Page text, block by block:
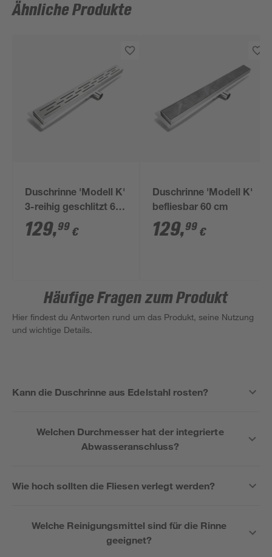
Ähnliche Produkte
Duschrinne 'Modell K'
3-reihig geschlitzt 60
cm
129,99 €
Duschrinne 'Modell K'
befliesbar 60 cm
129,99 €
Häufige Fragen zum Produkt
Hier findest du Antworten rund um das Produkt, seine Nutzung
und wichtige Details.
Kann die Duschrinne aus Edelstahl rosten?
Welchen Durchmesser hat der integrierte
Abwasseranschluss?
Wie hoch sollten die Fliesen verlegt werden?
Welche Reinigungsmittel sind für die Rinne
geeignet?